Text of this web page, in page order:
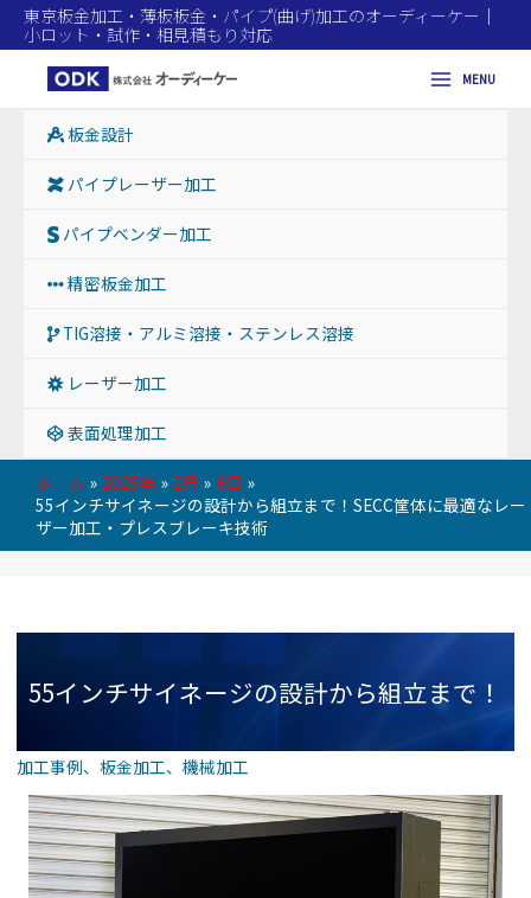
東京板金加工・薄板板金・パイプ(曲げ)加工のオーディーケー｜
小ロット・試作・相見積もり対応
MENU
板金設計
パイプレーザー加工
パイプベンダー加工
精密板金加工
TIG溶接・アルミ溶接・ステンレス溶接
レーザー加工
表面処理加工
ホーム 2025年 2月
6日
55インチサイネージの設計から組立まで！SECC筐体に最適なレー
ザー加工・プレスブレーキ技術
55インチサイネージの設計から組立まで！
SECC筐体に最適なレーザー加工・プレスブ
加工事例、 板金加工、 機械加工